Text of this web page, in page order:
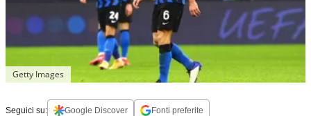
Getty Images
Seguici su: Google Discover Fonti preferite